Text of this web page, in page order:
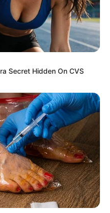
Secret Hidden On CVS